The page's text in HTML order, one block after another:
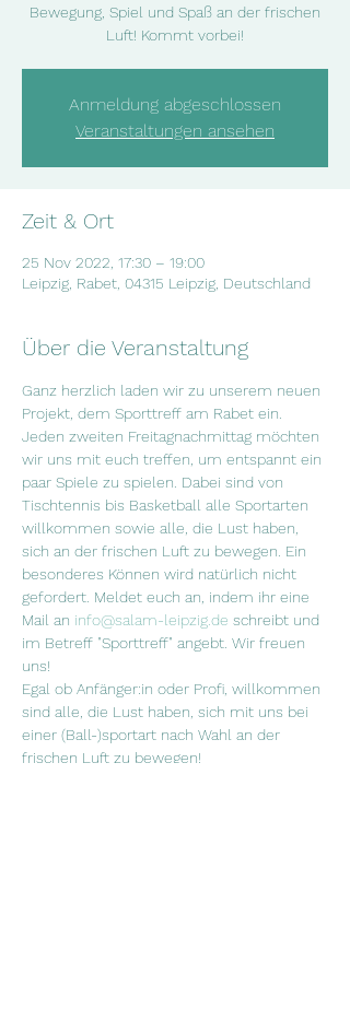
Bewegung, Spiel und Spaß an der frischen
Luft! Kommt vorbei!
Anmeldung abgeschlossen
Veranstaltungen ansehen
Zeit & Ort
25 Nov 2022, 17:30 – 19:00
Leipzig, Rabet, 04315 Leipzig, Deutschland
Über die Veranstaltung
Ganz herzlich laden wir zu unserem neuen
Projekt, dem Sporttreff am Rabet ein.
Jeden zweiten Freitagnachmittag möchten
wir uns mit euch treffen, um entspannt ein
paar Spiele zu spielen. Dabei sind von
Tischtennis bis Basketball alle Sportarten
willkommen sowie alle, die Lust haben,
sich an der frischen Luft zu bewegen. Ein
besonderes Können wird natürlich nicht
gefordert. Meldet euch an, indem ihr eine
Mail an info@salam-leipzig.de schreibt und
im Betreff "Sporttreff" angebt. Wir freuen
uns!
Egal ob Anfänger:in oder Profi, willkommen
sind alle, die Lust haben, sich mit uns bei
einer (Ball-)sportart nach Wahl an der
frischen Luft zu bewegen!